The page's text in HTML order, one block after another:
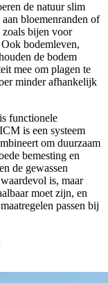
de natuur slim
bloemenranden of
zoals bijen voor
bodemleven,
de bodem
mee om plagen te
minder afhankelijk
functionele
is een systeem
om duurzaam
bemesting en
de gewassen
is, maar
moet zijn, en
passen bij